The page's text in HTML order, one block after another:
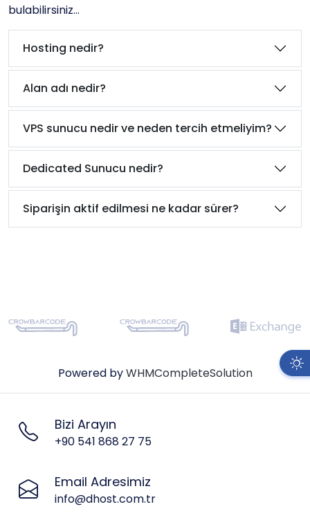
bulabilirsiniz...
Hosting nedir?
Alan adı nedir?
VPS sunucu nedir ve neden tercih etmeliyim?
Dedicated Sunucu nedir?
Siparişin aktif edilmesi ne kadar sürer?
Powered byWHMCompleteSolution
Bizi Arayın
+90 541 868 27 75
Email Adresimiz
info@dhost.com.tr